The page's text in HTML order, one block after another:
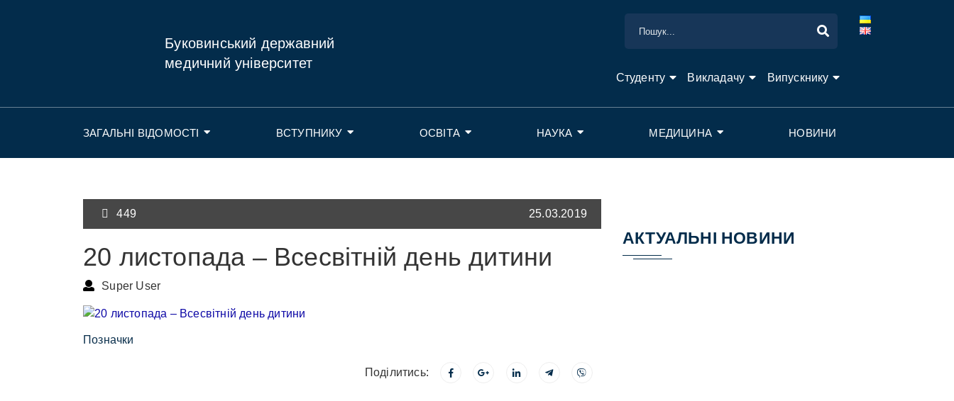
Буковинський державний
медичний університет
Студенту Викладачу Випускнику
ЗАГАЛЬНІ ВІДОМОСТІ ВСТУПНИКУ ОСВІТА НАУКА МЕДИЦИНА НОВИНИ
449 25.03.2019
20 листопада – Всесвітній день дитини
Super User
Позначки
Поділитись:
АКТУАЛЬНІ НОВИНИ